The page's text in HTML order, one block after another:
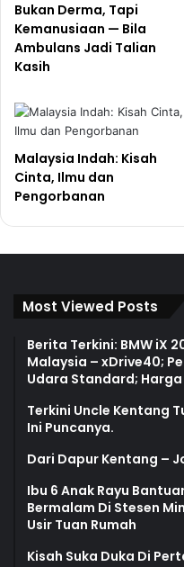
Bukan Derma, Tapi
Kemanusiaan — Bila
Ambulans Jadi Talian
Kasih
Malaysia Indah: Kisah
Cinta, Ilmu dan
Pengorbanan
Most Viewed Posts
Berita Terkini: BMW iX
Malaysia – xDrive40;
Udara Standard;
Terkini Uncle Kentang
Ini Puncanya.
Dari Dapur Kentang –
Ibu 6 Anak Rayu
Bermalam Di Stesen
Usir Tuan Rumah
Kisah Suka Duka Di